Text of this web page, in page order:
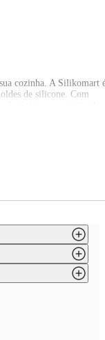
cozinha. A Silikomart
de silicone. Com
alta qualidade de
Silicone Silikomart